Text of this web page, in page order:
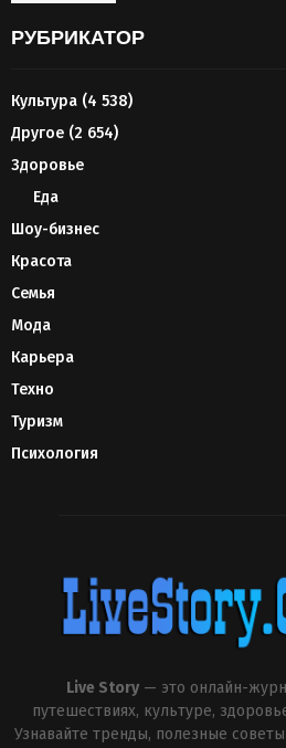
РУБРИКАТОР
Культура (4 538)
Другое (2 654)
Здоровье
Еда
Шоу-бизнес
Красота
Семья
Мода
Карьера
Техно
Туризм
Психология
Live Story — это онлайн-
путешествиях, культуре,
Узнавайте тренды, полезные